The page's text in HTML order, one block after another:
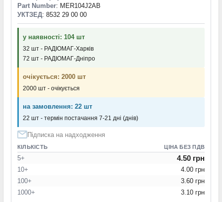
Part Number: MER104J2AB
УКТЗЕД: 8532 29 00 00
у наявності: 104 шт
32 шт - РАДІОМАГ-Харків
72 шт - РАДІОМАГ-Дніпро
очікується: 2000 шт
2000 шт - очікується
на замовлення: 22 шт
22 шт - термін постачання 7-21 дні (днів)
Підписка на надходження
КІЛЬКІСТЬ ЦІНА БЕЗ ПДВ
5+ 4.50 грн
10+
4.00 грн
100+
3.60 грн
1000+
3.10 грн